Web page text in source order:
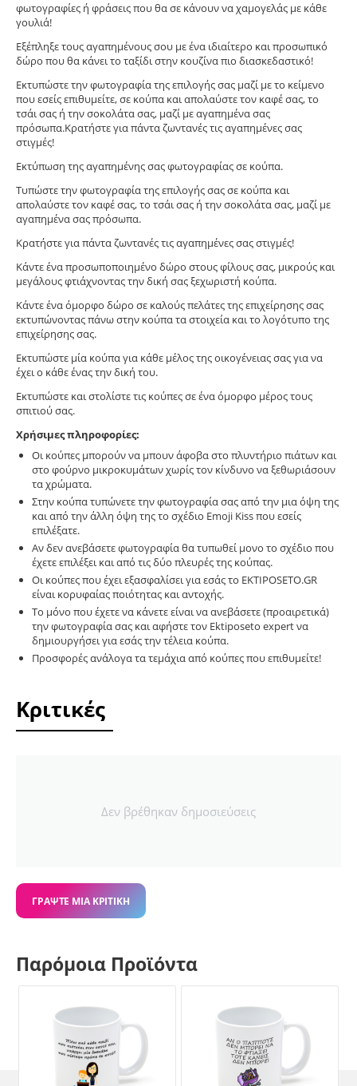
φωτογραφίες ή φράσεις που θα σε κάνουν να χαμογελάς με κάθε
γουλιά!
Εξέπληξε τους αγαπημένους σου με ένα ιδιαίτερο και προσωπικό
δώρο που θα κάνει το ταξίδι στην κουζίνα πιο διασκεδαστικό!
Εκτυπώστε την φωτογραφία της επιλογής σας μαζί με το κείμενο
που εσείς επιθυμείτε, σε κούπα και απολαύστε τον καφέ σας, το
τσάι σας ή την σοκολάτα σας, μαζί με αγαπημένα σας
πρόσωπα.Κρατήστε για πάντα ζωντανές τις αγαπημένες σας
στιγμές!
Εκτύπωση της αγαπημένης σας φωτογραφίας σε κούπα.
Tυπώστε την φωτογραφία της επιλογής σας σε κούπα και
απολαύστε τον καφέ σας, το τσάι σας ή την σοκολάτα σας, μαζί με
αγαπημένα σας πρόσωπα.
Κρατήστε για πάντα ζωντανές τις αγαπημένες σας στιγμές!
Κάντε ένα προσωποποιημένο δώρο στους φίλους σας, μικρούς και
μεγάλους φτιάχνοντας την δική σας ξεχωριστή κούπα.
Κάντε ένα όμορφο δώρο σε καλούς πελάτες της επιχείρησης σας
εκτυπώνοντας πάνω στην κούπα τα στοιχεία και το λογότυπο της
επιχείρησης σας.
Εκτυπώστε μία κούπα για κάθε μέλος της οικογένειας σας για να
έχει ο κάθε ένας την δική του.
Εκτυπώστε και στολίστε τις κούπες σε ένα όμορφο μέρος τους
σπιτιού σας.
Χρήσιμες πληροφορίες:
Οι κούπες μπορούν να μπουν άφοβα στο πλυντήριο πιάτων και
στο φούρνο μικροκυμάτων χωρίς τον κίνδυνο να ξεθωριάσουν
τα χρώματα.
Στην κούπα τυπώνετε την φωτογραφία σας από την μια όψη της
και από την άλλη όψη της το σχέδιο Emoji Kiss που εσείς
επιλέξατε.
Αν δεν ανεβάσετε φωτογραφία θα τυπωθεί μονο το σχέδιο που
έχετε επιλέξει και από τις δύο πλευρές της κούπας.
Οι κούπες που έχει εξασφαλίσει για εσάς το EKTIPOSETO.GR
είναι κορυφαίας ποιότητας και αντοχής.
Το μόνο που έχετε να κάνετε είναι να ανεβάσετε (προαιρετικά)
την φωτογραφία σας και αφήστε τον Ektiposeto expert να
δημιουργήσει για εσάς την τέλεια κούπα.
Προσφορές ανάλογα τα τεμάχια από κούπες που επιθυμείτε!
Κριτικές
Δεν βρέθηκαν δημοσιεύσεις
ΓΡΆΨΤΕ ΜΙΑ ΚΡΙΤΙΚΉ
Παρόμοια Προϊόντα